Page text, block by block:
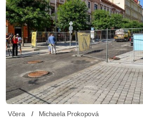
Včera Michaela Prokopová